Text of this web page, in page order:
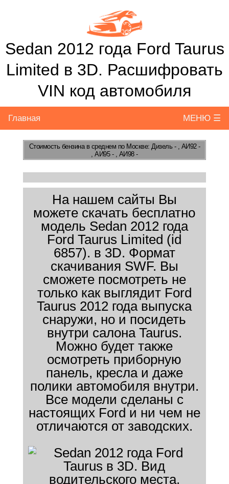
Sedan 2012 года Ford Taurus
Limited в 3D. Расшифровать
VIN код автомобиля
Главная МЕНЮ ☰
Стоимость бензинав среднем по Москве: Дизель - , АИ92 -
, АИ95 - , АИ98 -
На нашем сайты Вы
можете скачать бесплатно
модель Sedan 2012 года
Ford Taurus Limited (id
6857). в 3D. Формат
скачивания SWF. Вы
сможете посмотреть не
только как выглядит Ford
Taurus 2012 года выпуска
снаружи, но и посидеть
внутри салона Taurus.
Можно будет также
осмотреть приборную
панель, кресла и даже
полики автомобиля внутри.
Все модели сделаны с
настоящих Ford и ни чем не
отличаются от заводских.